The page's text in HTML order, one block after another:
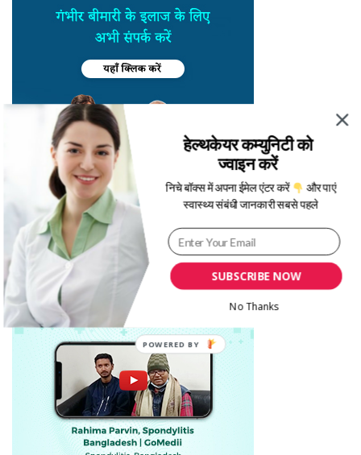
SUBSCRIBE NOW
हेल्थकेयर कम्युनिटी को
ज्वाइन करें
निचे बॉक्स में अपना ईमेल एंटर करें और पाएं
स्वास्थ्य संबंधी जानकारी सबसे पहले
No Thanks
POWERED BY